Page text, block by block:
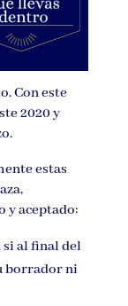
Con este
2020 y
estas
y aceptado:
si al final del
borrador ni